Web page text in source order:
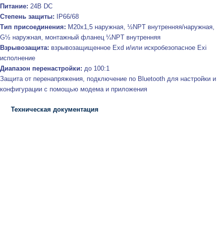
Питание: 24В DC
Степень защиты: IP66/68
Тип присоединения: М20х1,5 наружная, ½NPT внутренняя/наружная,
G½ наружная, монтажный фланец ¼NPT внутренняя
Взрывозащита: взрывозащищенное Exd и/или искробезопасное Exi
исполнение
Диапазон перенастройки: до 100:1
Защита от перенапряжения, подключение по Bluetooth для настройки и
конфигурации с помощью модема и приложения
Техническая документация